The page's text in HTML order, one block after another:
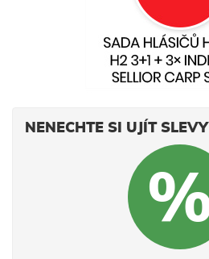
NENECHTE SI UJÍT SLEVY